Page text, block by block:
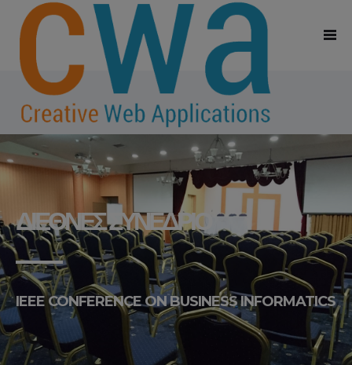
ΔΙΕΘΝΈΣ ΣΥΝΈΔΡΙΟ
IEEE CONFERENCE ON BUSINESS INFORMATICS